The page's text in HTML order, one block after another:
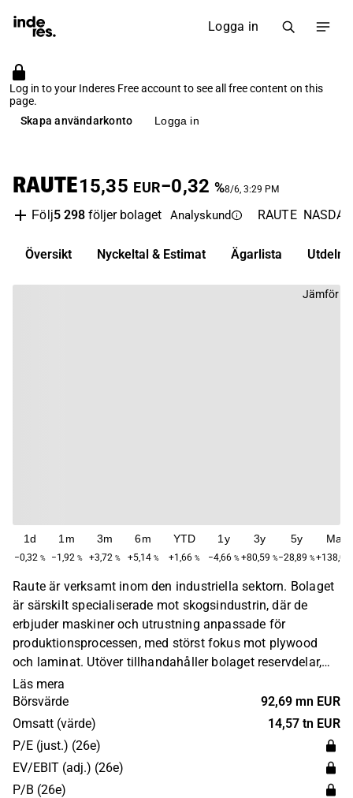
Logga in
Log in to your Inderes Free account to see all free content on this
page.
Skapa användarkonto
Logga in
RAUTE15,35 EUR−0,32 %8/6, 3:29 PM
Följ5 298 följer bolaget Analyskund RAUTE
Översikt Nyckeltal & Estimat Ägarlista
Jämför
1d
−0,32 %
1m
−1,92 %
3m
+3,72 %
6m
+5,14 %
YTD
+1,66 %
1y
−4,66 %
3y
+80,59 %
5y
−28,89 %
Max
+138,02
Raute är verksamt inom den industriella sektorn. Bolaget
är särskilt specialiserade mot skogsindustrin, där de
erbjuder maskiner och utrustning anpassade för
produktionsprocessen, med störst fokus mot plywood
och laminat. Utöver tillhandahåller bolaget reservdelar,
underhåll och modernisering av utrustning. Verksamhet
innehas på global nivå med störst närvaro inom Europa,
Nordamerika och Asien. Bolagets huvudkontor ligger i
Nastola.
Läs mera
Börsvärde
92,69 mn EUR
Omsatt (värde)
14,57 tn EUR
P/E (just.) (26e)
EV/EBIT (adj.) (26e)
P/B (26e)